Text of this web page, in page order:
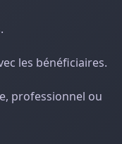
les bénéficiaires.
professionnel ou